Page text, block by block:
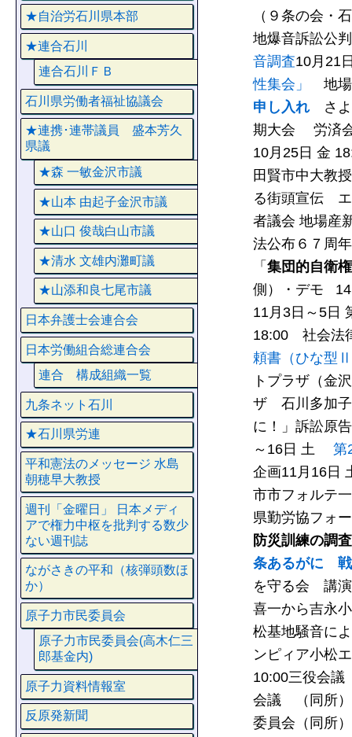
（９条の会・
地爆音訴訟公
音調査10月21
性集会」
地場
申し入れさよ
期大会 労済
10月25日 金
田賢市中大教
る街頭宣伝
者議会 地場産
法公布６７周
「 集団的自衛
側）・デモ
11月3日～5
18:00 社会
頼書（ひな型
トプラザ（
ザ 石川多加
に！」訴訟原
～16日 土 第
企画11月16日
市市フォルテ
県勤労協フォ
防災訓練の調
条あるがに 戦
を守る会 講
喜一から吉永
松基地騒音に
ンピィア小松
10:00三役会議
会議 （同所）
委員会（同所）
★自治労石川県本部
★連合石川
連合石川ＦＢ
石川県労働者福祉協議会
★連携･連帯議員 盛本芳久
県議
★森 一敏金沢市議
★山本 由起子金沢市議
★山口 俊哉白山市議
★清水 文雄内灘町議
★山添和良七尾市議
日本弁護士会連合会
日本労働組合総連合会
連合 構成組織一覧
九条ネット石川
★石川県労連
平和憲法のメッセージ 水島
朝穂早大教授
週刊「金曜日」 日本メディ
アで権力中枢を批判する数少
ない週刊誌
ながさきの平和（核弾頭数ほ
か）
原子力市民委員会
原子力市民委員会(高木仁三
郎基金内)
原子力資料情報室
反原発新聞